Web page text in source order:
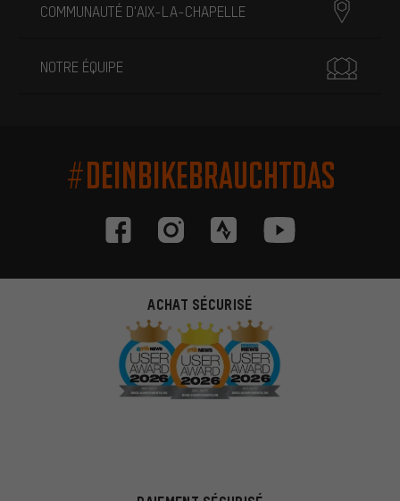
COMMUNAUTÉ D'AIX-LA-CHAPELLE
NOTRE ÉQUIPE
#DEINBIKEBRAUCHTDAS
ACHAT SÉCURISÉ